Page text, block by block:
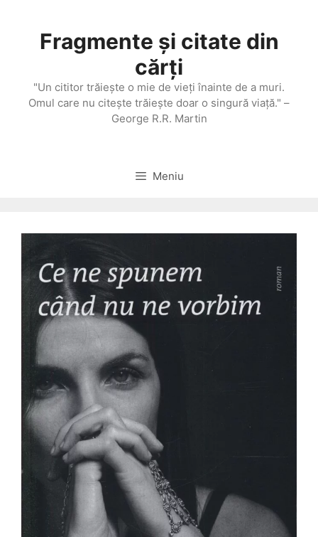
conținutFragmente și citate din
cărți
"Un cititor trăieşte o mie de vieţi înainte de a muri.
Omul care nu citeşte trăieşte doar o singură viaţă." –
George R.R. Martin
Meniu